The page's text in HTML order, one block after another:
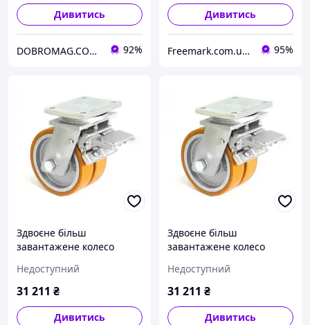
Дивитись
DOBROMAG.COM.UA - ДОБРОМАГ 92%
Дивитись
Freemark.сom.ua - Фрімарк 95%
Здвоєне більш
завантажене колесо
гальмом 251 мм (4604-
DSTR-251-B)
Недоступний
31 211 ₴
Дивитись
Здвоєне більш
завантажене колесо
гальмом 251 мм (4604-
DSTR-251-B)
Недоступний
31 211 ₴
Дивитись